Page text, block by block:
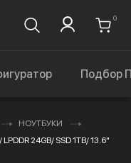
0
Подбор
НОУТБУКИ
24GB/ SSD 1TB/ 13.6"